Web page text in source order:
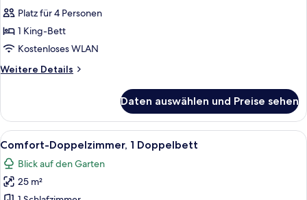
Bed
für
Junior
Suite,
1
anzeigen
Platz für 4 Personen
1 King-Bett
Kostenloses WLAN
Weitere Details
Weitere
Suite,
King
Daten auswählen und Preise sehen
Alle
Fotos
für
Comfort-
Ein Hotelzimmer mit einem großen
4
Comfort-Doppelzimmer, 1 Doppelbett
Blick auf den Garten
25 m²